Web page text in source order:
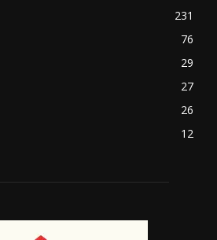
231
76
29
27
26
12